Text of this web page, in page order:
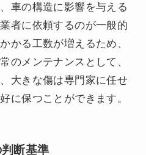
車の構造に影響を与える
者に依頼するのが一般的
かる工数が増えるため、
のメンテナンスとして、
大きな傷は専門家に任せ
に保つことができます。
断基準